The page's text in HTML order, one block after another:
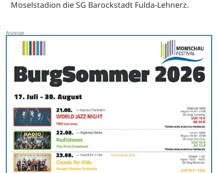
Moselstadion die SG Barockstadt Fulda-Lehnerz.